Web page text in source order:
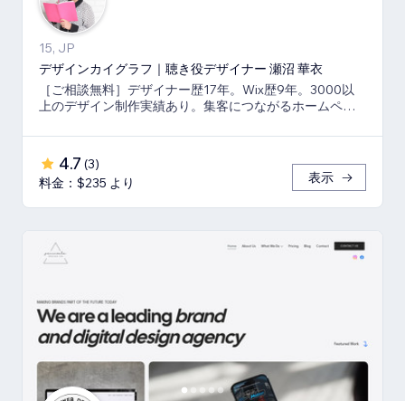
15, JP
デザインカイグラフ｜聴き役デザイナー 瀬沼 華衣
［ご相談無料］デザイナー歴17年。Wix歴9年。3000以
上のデザイン制作実績あり。集客につながるホームペー
4.7 (3)
料金：$235 より
表示